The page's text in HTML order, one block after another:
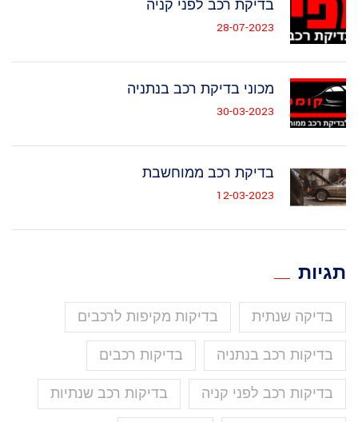
בדיקת רכב לפני קניה
28-07-2023
מכוני בדיקת רכב בנתניה
30-03-2023
בדיקת רכב ממוחשבת
12-03-2023
תגיות
בדיקה שנתית בדיקות מקיפות לרכבים
בדיקות רכב בנתניה בדיקות רכבים
בדיקות רכב לפני קניה בדיקות רכב שנתיות